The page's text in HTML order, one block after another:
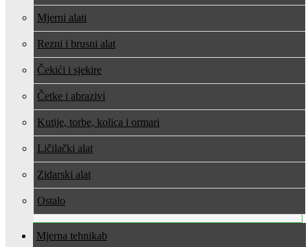
Mjerni alati
Rezni i brusni alat
Čekići i sjekire
Četke i abrazivi
Kutije, torbe, kolica i ormari
Ličilački alat
Zidarski alat
Ostalo
Mjerna tehnika